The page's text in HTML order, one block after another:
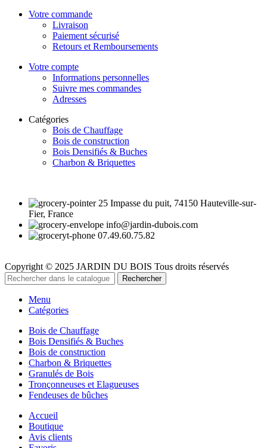
Votre commande
Livraison
Paiement sécurisé
Retours et Remboursements
Votre compte
Informations personnelles
Suivre mes commandes
Adresses
Catégories
Bois de Chauffage
Bois de construction
Bois Densifiés & Buches
Charbon & Briquettes
25 Impasse du puit, 74150 Hauteville-sur-
Fier, France
info@jardin-dubois.com
07.49.60.75.82
Copyright © 2025 JARDIN DU BOIS Tous droits réservés
Rechercher
Menu
Catégories
Bois de Chauffage
Bois Densifiés & Buches
Bois de construction
Charbon & Briquettes
Granulés de Bois
Tronçonneuses et Elagueuses
Fendeuses de bûches
Accueil
Boutique
Avis clients